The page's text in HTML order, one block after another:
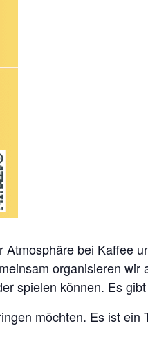
bei Kaffee
organisieren
spielen können. Es
möchten. Es ist ein